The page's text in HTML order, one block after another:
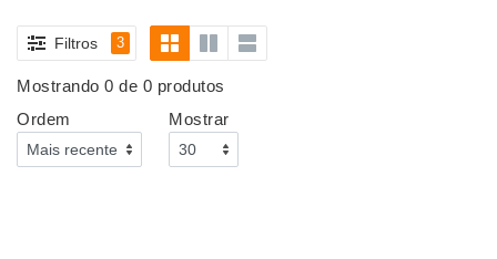
Filtros 3
Mostrando 0 de 0 produtos
Ordem
Mostrar